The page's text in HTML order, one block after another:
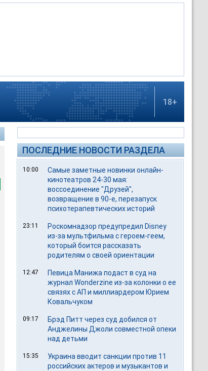
18+
ПОСЛЕДНИЕ НОВОСТИ РАЗДЕЛА
10:00
Самые заметные новинки онлайн-
кинотеатров 24-30 мая:
воссоединение "Друзей",
возвращение в 90-е, перезапуск
психотерапевтических историй
23:11
Роскомнадзор предупредил Disney
из-за мультфильма c героем-геем,
который боится рассказать
родителям о своей ориентации
12:47
Певица Манижа подаст в суд на
журнал Wonderzine из-за колонки о ее
связях с АП и миллиардером Юрием
Ковальчуком
09:17
Брэд Питт через суд добился от
Анджелины Джоли совместной опеки
над детьми
15:35
Украина вводит санкции против 11
российских актеров и музыкантов и